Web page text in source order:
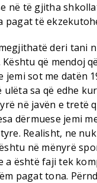
në të gjitha
pagat të
deri tani
që mendoj
jemi sot me datën
sa që edhe
në javën e tretë
dërmuese jemi
Realisht, ne
në mënyrë
është faji tek
pagat tona.